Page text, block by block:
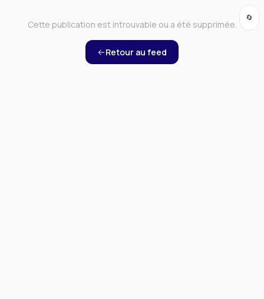
Cette publication est introuvable ou a été supprimée.
Retour au feed
🔄